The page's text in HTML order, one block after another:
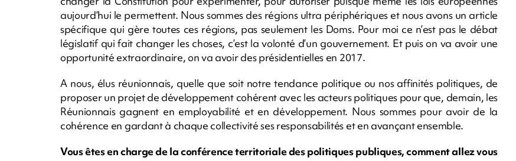
aujourd’hui le permettent. Nous sommes des régions ultra périphériques et nous avons un article
spécifique qui gère toutes ces régions, pas seulement les Doms. Pour moi ce n’est pas le débat
législatif qui fait changer les choses, c’est la volonté d’un gouvernement. Et puis on va avoir une
opportunité extraordinaire, on va avoir des présidentielles en 2017.
A nous, élus réunionnais, quelle que soit notre tendance politique ou nos affinités politiques, de
proposer un projet de développement cohérent avec les acteurs politiques pour que, demain, les
Réunionnais gagnent en employabilité et en développement. Nous sommes pour avoir de la
cohérence en gardant à chaque collectivité ses responsabilités et en avançant ensemble.
Vous êtes en charge de la conférence territoriale des politiques publiques, comment allez vous